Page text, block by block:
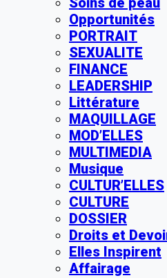
Opportunités
PORTRAIT
SEXUALITE
FINANCE
LEADERSHIP
Littérature
MAQUILLAGE
MOD’ELLES
MULTIMEDIA
Musique
CULTUR’ELLES
CULTURE
DOSSIER
Droits et
Elles Inspirent
Affairage